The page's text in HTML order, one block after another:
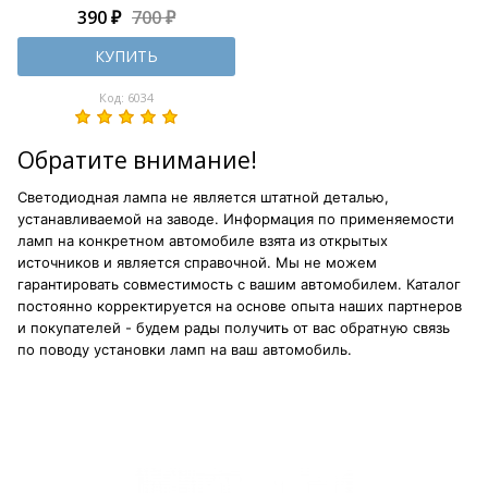
390 ₽ 700 ₽
КУПИТЬ
Код: 6034
Обратите внимание!
Светодиодная лампа не является штатной деталью,
устанавливаемой на заводе. Информация по применяемости
ламп на конкретном автомобиле взята из открытых
источников и является справочной. Мы не можем
гарантировать совместимость с вашим автомобилем. Каталог
постоянно корректируется на основе опыта наших партнеров
и покупателей - будем рады получить от вас обратную связь
по поводу установки ламп на ваш автомобиль.